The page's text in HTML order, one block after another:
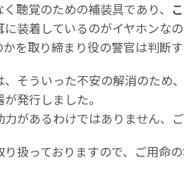
聴覚のための補装具であり、
装着しているのがイヤホンな
を取り締まり役の警官は判断
、そういった不安の解消のため
発行しました。
があるわけではありません、ご
扱っておりますので、ご用命